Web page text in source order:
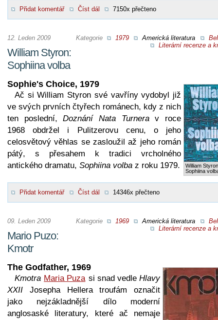
Přidat komentář Číst dál 7150x přečteno
Kategorie 1979 Americká literatura
Literární recenze a
12. Leden 2009
William Styron:
Sophiina volba
William
Sophiina
Sophie's Choice, 1979
Ač si William Styron své vavříny vydobyl již
ve svých prvních čtyřech románech, kdy z nich
ten poslední,Doznání Nata Turnerav roce
1968 obdržel i Pulitzerovu cenu, o jeho
celosvětový věhlas se zasloužil až jeho román
pátý, s přesahem k tradici vrcholného
antického dramatu, Sophiina volba z roku 1979.
Přidat komentář Číst dál 14346x přečteno
Kategorie 1969 Americká literatura
Literární recenze a
09. Leden 2009
Mario Puzo:
Kmotr
The Godfather, 1969
Kmotra Maria Puza si snad vedleHlavy
XXII Josepha Hellera troufám označit
jako nejzákladnější dílo moderní
anglosaské literatury, které ač nemaje